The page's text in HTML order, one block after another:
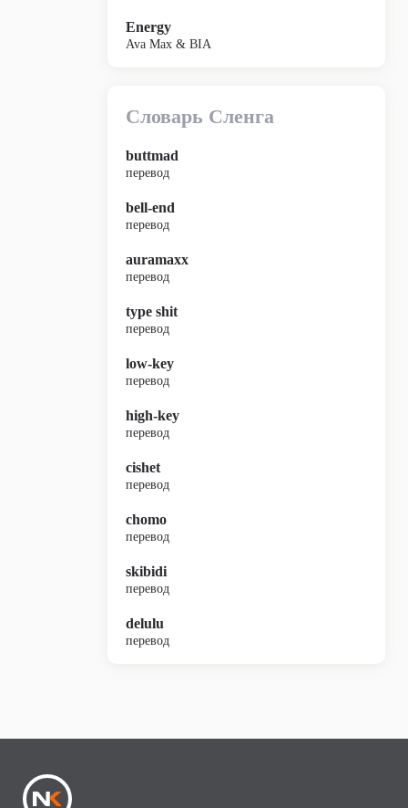
Energy
Ava Max & BIA
Словарь Сленга
buttmad
перевод
bell-end
перевод
auramaxx
перевод
type shit
перевод
low-key
перевод
high-key
перевод
cishet
перевод
chomo
перевод
skibidi
перевод
delulu
перевод